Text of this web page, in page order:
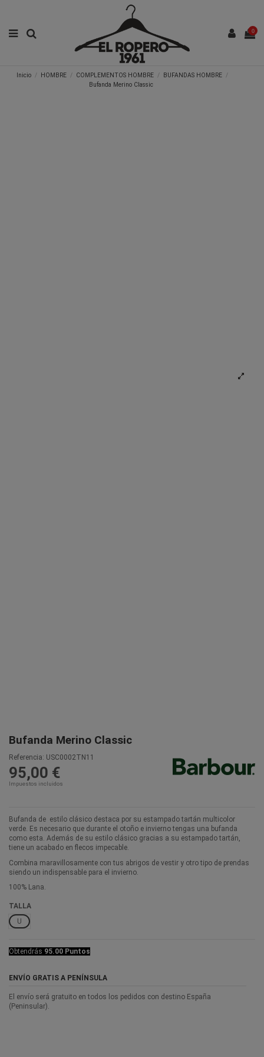
0
Inicio HOMBRE COMPLEMENTOS HOMBRE
BUFANDAS HOMBRE
Bufanda Merino Classic
Bufanda Merino Classic
Referencia: USC0002TN11
95,00 €
Impuestos incluidos
Bufanda de estilo clásico destaca por su estampado tartán multicolor
verde. Es necesario que durante el otoño e invierno tengas una bufanda
como esta. Además de su estilo clásico gracias a su estampado tartán,
tiene un acabado en flecos impecable.
Combina maravillosamente con tus abrigos de vestir y otro tipo de prendas
siendo un indispensable para el invierno.
100% Lana.
TALLA
U
Obtendrás 95.00 Puntos
ENVÍO GRATIS A PENÍNSULA
El envío será gratuito en todos los pedidos con destino España
(Peninsular).